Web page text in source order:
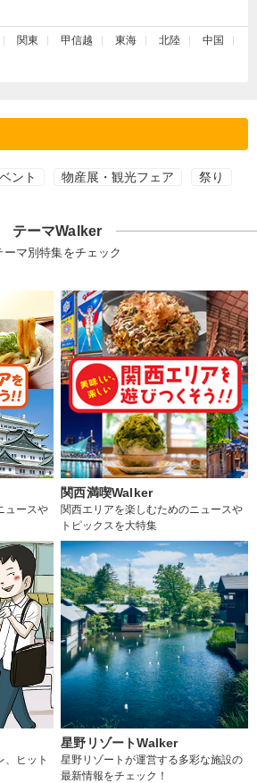
関東 甲信越 東海 北陸 中国
ント 物産展・観光フェア 祭り
テーマWalker
ーマ別特集をチェック
ュースや
関西満喫Walker
関西エリアを楽しむためのニュースや
トピックスを大特集
、ヒット
星野リゾートWalker
星野リゾートが運営する多彩な施設の
最新情報をチェック！